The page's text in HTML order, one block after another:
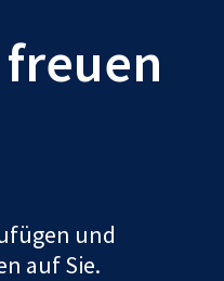
und
auf Sie.